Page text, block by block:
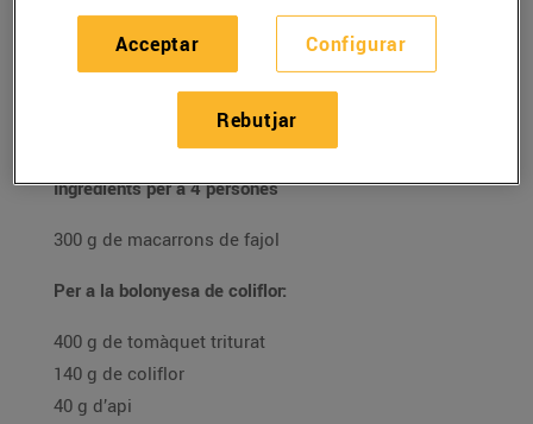
Macarrons de fajol amb
bolonyesa de coliflor
09/de novembre/2020
Ingredients per a 4 persones
300 g de macarrons de fajol
Per a la bolonyesa de coliflor:
400 g de tomàquet triturat
140 g de coliflor
40 g d’api
Configurar
Rebutjar
Acceptar